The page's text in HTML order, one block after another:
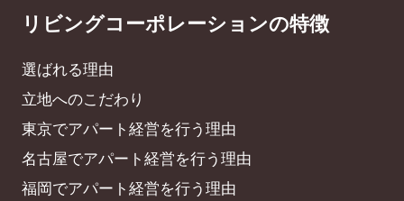
リビングコーポレーションの特徴
選ばれる理由
立地へのこだわり
東京でアパート経営を行う理由
名古屋でアパート経営を行う理由
福岡でアパート経営を行う理由